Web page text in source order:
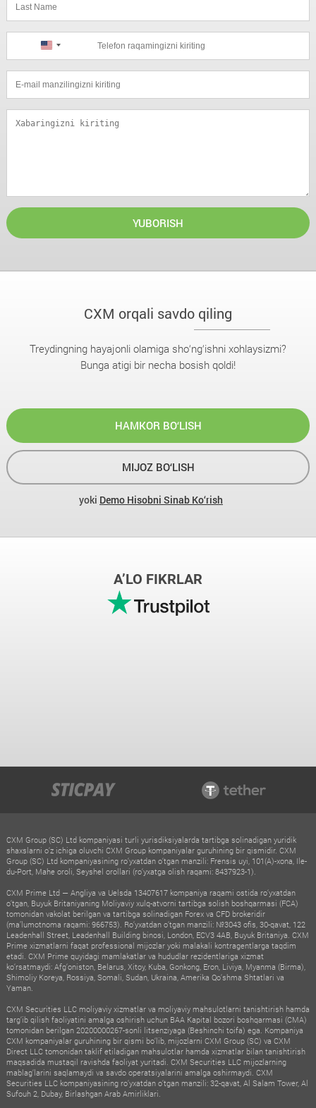
United
+1
YUBORISH
CXM orqali savdo qiling
Treydingning hayajonli olamiga sho‘ng‘ishni xohlaysizmi?
Bunga atigi bir necha bosish qoldi!
HAMKOR BO‘LISH
MIJOZ BO‘LISH
yoki Demo Hisobni Sinab Ko‘rish
A’LO FIKRLAR
CXM Group (SC) Ltd kompaniyasi turli yurisdiksiyalarda tartibga solinadigan yuridik
shaxslarni o‘z ichiga oluvchi CXM Group kompaniyalar guruhining bir qismidir. CXM
Group (SC) Ltd kompaniyasining ro‘yxatdan o‘tgan manzili: Frensis uyi, 101(A)-xona, Ile-
du-Port, Mahe oroli, Seyshel orollari (ro‘yxatga olish raqami: 8437923-1).
CXM Prime Ltd — Angliya va Uelsda 13407617 kompaniya raqami ostida ro‘yxatdan
o‘tgan, Buyuk Britaniyaning Moliyaviy xulq-atvorni tartibga solish boshqarmasi (FCA)
tomonidan vakolat berilgan va tartibga solinadigan Forex va CFD brokeridir
(ma’lumotnoma raqami: 966753). Ro‘yxatdan o‘tgan manzili: №3043 ofis, 30-qavat, 122
Leadenhall Street, Leadenhall Building binosi, London, ECV3 4AB, Buyuk Britaniya. CXM
Prime xizmatlarni faqat professional mijozlar yoki malakali kontragentlarga taqdim
etadi. CXM Prime quyidagi mamlakatlar va hududlar rezidentlariga xizmat
ko‘rsatmaydi: Afg‘oniston, Belarus, Xitoy, Kuba, Gonkong, Eron, Liviya, Myanma (Birma),
Shimoliy Koreya, Rossiya, Somali, Sudan, Ukraina, Amerika Qo‘shma Shtatlari va
Yaman.
CXM Securities LLC moliyaviy xizmatlar va moliyaviy mahsulotlarni tanishtirish hamda
targ‘ib qilish faoliyatini amalga oshirish uchun BAA Kapital bozori boshqarmasi (CMA)
tomonidan berilgan 20200000267-sonli litsenziyaga (Beshinchi toifa) ega. Kompaniya
CXM kompaniyalar guruhining bir qismi bo‘lib, mijozlarni CXM Group (SC) va CXM
Direct LLC tomonidan taklif etiladigan mahsulotlar hamda xizmatlar bilan tanishtirish
maqsadida mustaqil ravishda faoliyat yuritadi. CXM Securities LLC mijozlarning
mablag‘larini saqlamaydi va savdo operatsiyalarini amalga oshirmaydi. CXM
Securities LLC kompaniyasining ro‘yxatdan o‘tgan manzili: 32-qavat, Al Salam Tower, Al
Sufouh 2, Dubay, Birlashgan Arab Amirliklari.